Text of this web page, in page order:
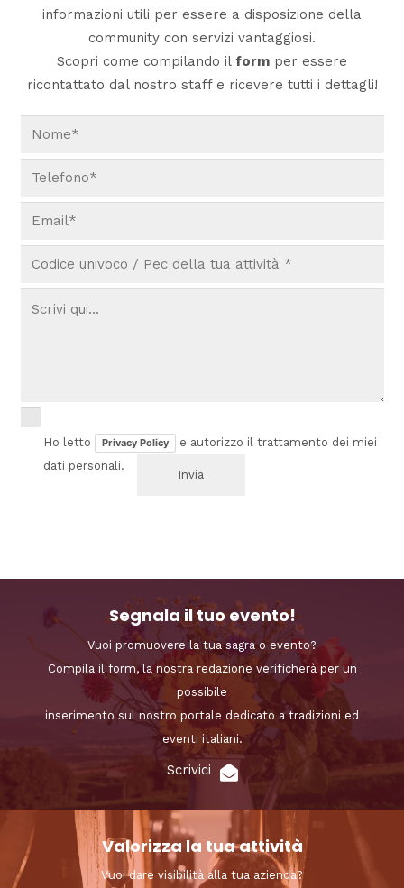
informazioni utili per essere a disposizione della
community con servizi vantaggiosi.
Scopri come compilando il form per essere
ricontattato dal nostro staff e ricevere tutti i dettagli!
Ho letto Privacy Policy
e autorizzo il trattamento dei miei
dati personali.
Segnala il tuo evento!
Vuoi promuovere la tua sagra o evento?
Compila il form, la nostra redazione verificherà per un
possibile
inserimento sul nostro portale dedicato a tradizioni ed
eventi italiani.
Scrivici
Valorizza la tua attività
Vuoi dare visibilità alla tua azienda?